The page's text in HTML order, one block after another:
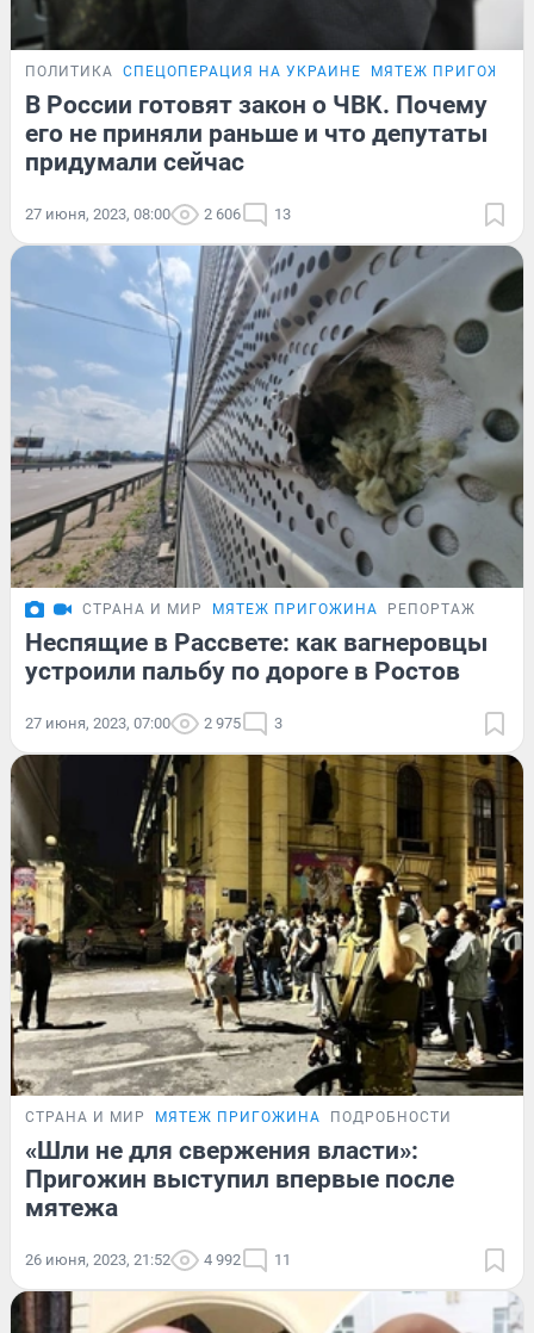
ПОЛИТИКА СПЕЦОПЕРАЦИЯ НА УКРАИНЕ МЯТЕЖ
В России готовят закон о ЧВК. Почему
его не приняли раньше и что депутаты
придумали сейчас
27 июня, 2023, 08:00 2 606 13
СТРАНА И МИР МЯТЕЖ ПРИГОЖИНА РЕПОРТАЖ
Неспящие в Рассвете: как вагнеровцы
устроили пальбу по дороге в Ростов
27 июня, 2023, 07:00 2 975 3
СТРАНА И МИР МЯТЕЖ ПРИГОЖИНА ПОДРОБНОСТИ
«Шли не для свержения власти»:
Пригожин выступил впервые после
мятежа
26 июня, 2023, 21:52 4 992 11